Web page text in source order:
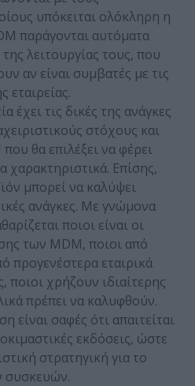
υπόκειται ολόκληρη η
παράγονται αυτόματα
λειτουργίας τους, που
αν είναι συμβατές με τις
εταιρείας.
έχει τις δικές της ανάγκες
στόχους και
θα επιλέξει να φέρει
Επίσης,
μπορεί να καλύψει
ανάγκες. Με γνώμονα
ποιοι είναι οι
των MDM, ποιοι από
προγενέστερα εταιρικά
ποιοι χρήζουν ιδιαίτερης
πρέπει να καλυφθούν.
είναι σαφές ότι απαιτείται
εκδόσεις, ώστε
στρατηγική για το
συσκευών.